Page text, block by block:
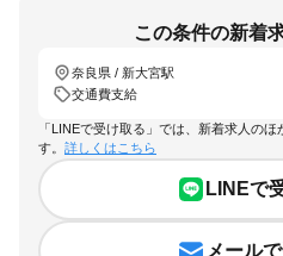
この条件の新着
奈良県 / 新大宮駅
交通費支給
「LINEで受け取る」では、新着求人の
す。 詳しくはこちら
LINEで
メール